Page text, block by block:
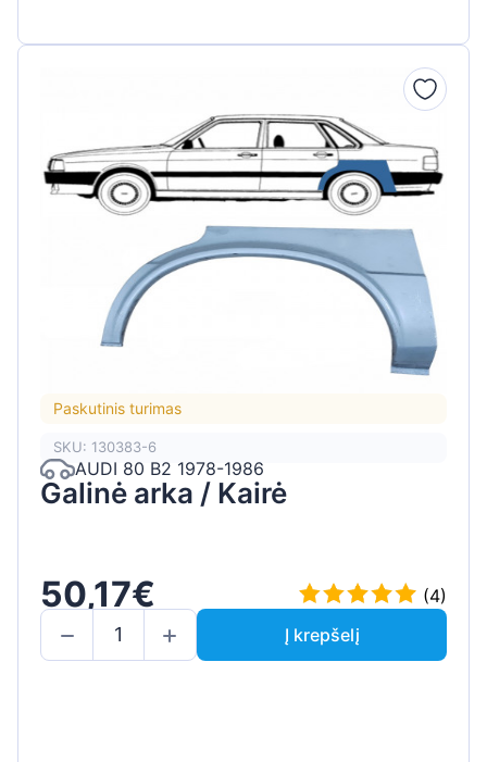
Paskutinis turimas
SKU: 130383-6
AUDI 80 B2 1978-1986
Galinė arka / Kairė
50,17€
(4)
Į krepšelį